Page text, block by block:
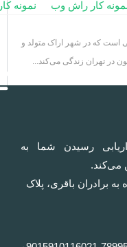
است که در شهر اراک متولد و
در تهران زندگی می‌کند...
رسیدن شما به
می‌کند.
برادران باقری، پلاک